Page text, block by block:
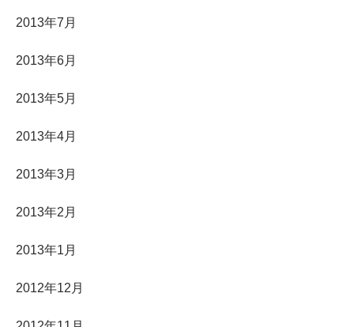
2013年7月
2013年6月
2013年5月
2013年4月
2013年3月
2013年2月
2013年1月
2012年12月